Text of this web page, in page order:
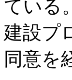
ている
建設プ
同意を